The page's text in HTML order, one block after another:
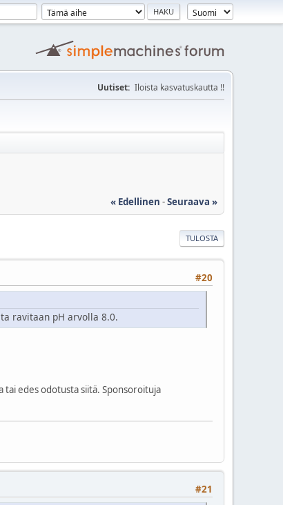
Uutiset: Iloista kasvatuskautta !!
« Edellinen -Seuraava »
TULOSTA
#20
ravitaan pH arvolla 8.0.
edes odotusta siitä. Sponsoroituja
#21